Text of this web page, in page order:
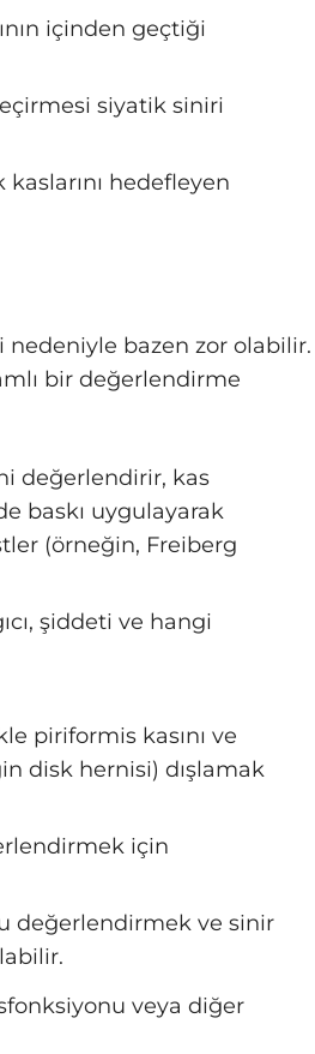
içinden geçtiği
siyatik siniri
hedefleyen
bazen zor olabilir.
bir değerlendirme
değerlendirir, kas
baskı uygulayarak
(örneğin, Freiberg
şiddeti ve hangi
piriformis kasını ve
disk hernisi) dışlamak
için
değerlendirmek ve sinir
veya diğer